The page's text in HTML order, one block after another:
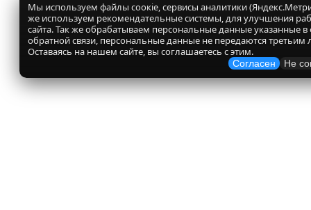
Мы используем файлы соокіе, сервисы аналитики
же используем рекомендательные системы, для улучшения
сайта. Так же обрабатываем персональные данные указанные
обратной связи, персональные данные не передаются третьим
Оставаясь на нашем сайте, вы соглашаетесь с этим.
Согласен Не